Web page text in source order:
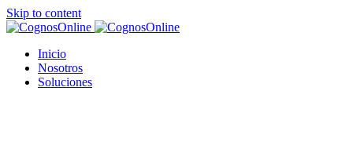
Skip to content
Inicio
Nosotros
Soluciones